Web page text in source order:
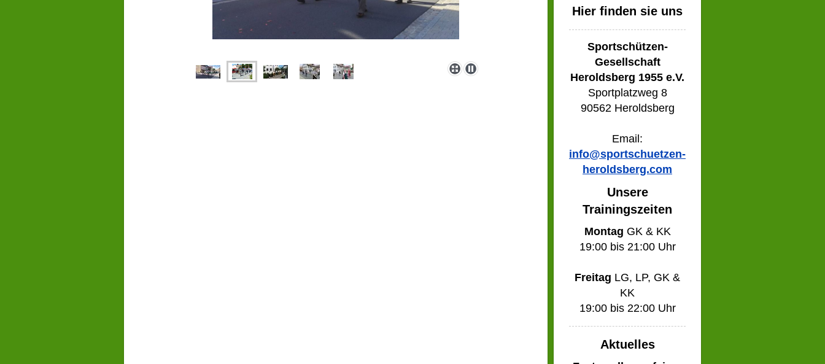
Hier finden sie uns
Sportschützen-
Gesellschaft
Heroldsberg 1955 e.V.
Sportplatzweg 8
90562 Heroldsberg
Email:
info@sportschuetzen-
heroldsberg.com
Unsere
Trainingszeiten
Montag GK & KK
19:00 bis 21:00 Uhr
Freitag LG, LP, GK &
KK
19:00 bis 22:00 Uhr
Aktuelles